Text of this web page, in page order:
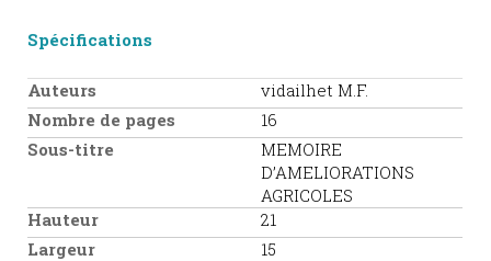
Spécifications
Auteurs
vidailhet M.F.
Nombre de pages
16
Sous-titre
MEMOIRE
D’AMELIORATIONS
AGRICOLES
Hauteur
21
Largeur
15